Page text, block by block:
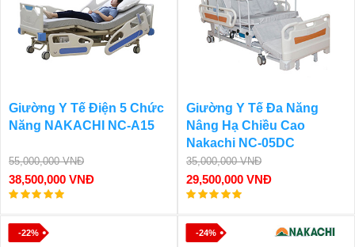
Giường Y Tế Điện 5 Chức
Năng NAKACHI NC-A15
55,000,000 VNĐ
38,500,000 VNĐ
Giường Y Tế Đa Năng
Nâng Hạ Chiều Cao
Nakachi NC-05DC
35,000,000 VNĐ
29,500,000 VNĐ
-22% -24%